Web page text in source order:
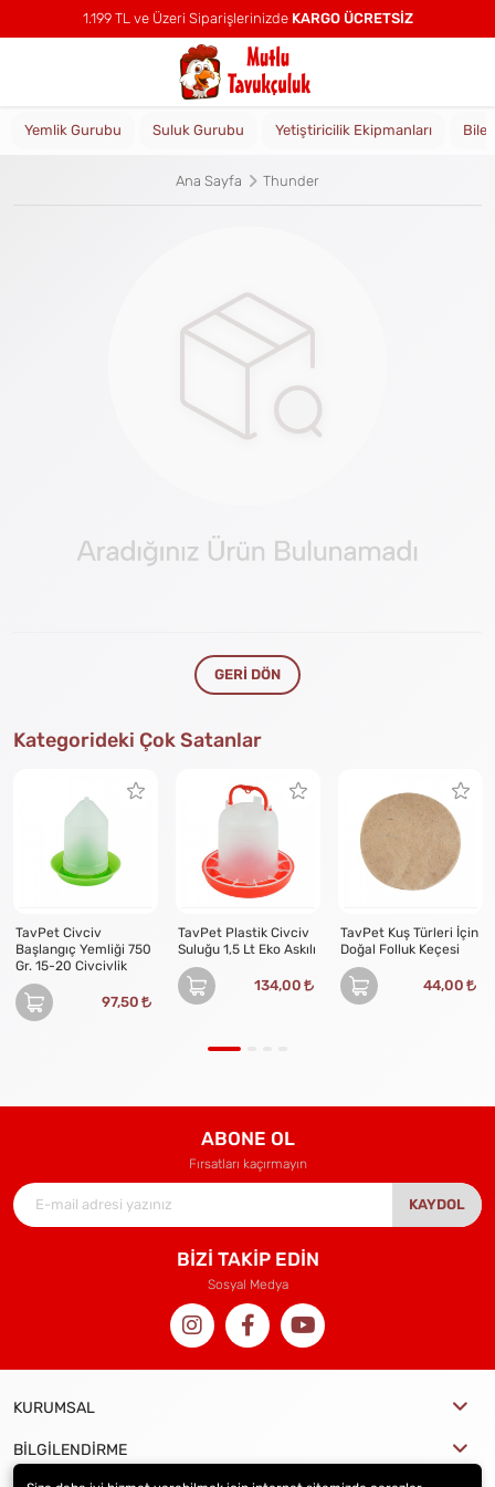
1.199 TL ve Üzeri Siparişlerinizde KARGO ÜCRETSİZ
Yemlik Gurubu Suluk Gurubu Yetiştiricilik Ekipmanları
Ana Sayfa Thunder
GERI DÖN
Kategorideki Çok Satanlar
TavPet Civciv
Başlangıç Yemliği 750
Gr. 15-20 Civcivlik
97,50
TavPet Plastik Civciv
Suluğu 1,5 Lt Eko Askılı
134,00
TavPet Kuş Türleri İçin
Doğal Folluk Keçesi
44,00
ABONE OL
Fırsatları kaçırmayın
KAYDOL
BİZİ TAKİP EDİN
Sosyal Medya
KURUMSAL
BİLGİLENDİRME